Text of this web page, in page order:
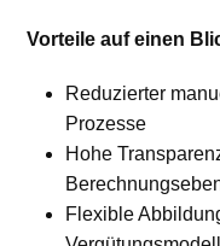
Vorteile auf einen
Reduzierter
Prozesse
Hohe
Flexible